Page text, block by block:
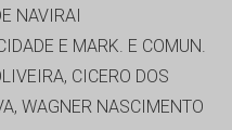
NAVIRAI
E MARK. E COMUN.
CICERO DOS
WAGNER NASCIMENTO